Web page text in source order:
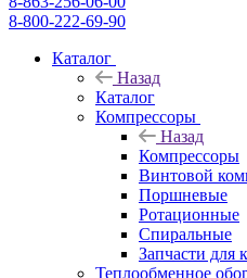
8-800-222-69-90
Каталог
Назад
Каталог
Компрессоры
Назад
Компрессоры
Винтовой
Поршневые
Ротационные
Спиральные
Запчасти для
Теплообменное